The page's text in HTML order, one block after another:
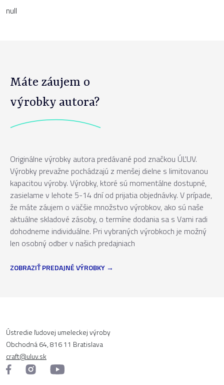
null
Máte záujem o
výrobky autora?
Originálne výrobky autora predávané pod značkou ÚĽUV.
Výrobky prevažne pochádzajú z menšej dielne s limitovanou
kapacitou výroby. Výrobky, ktoré sú momentálne dostupné,
zasielame v lehote 5-14 dní od prijatia objednávky. V prípade,
že máte záujem o väčšie množstvo výrobkov, ako sú naše
aktuálne skladové zásoby, o termíne dodania sa s Vami radi
dohodneme individuálne. Pri vybraných výrobkoch je možný
len osobný odber v našich predajniach
ZOBRAZIŤ PREDAJNÉ VÝROBKY
Ústredie ľudovej umeleckej výroby
Obchodná 64, 816 11 Bratislava
craft@uluv.sk